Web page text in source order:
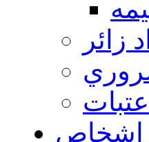
زائر
اشخاص